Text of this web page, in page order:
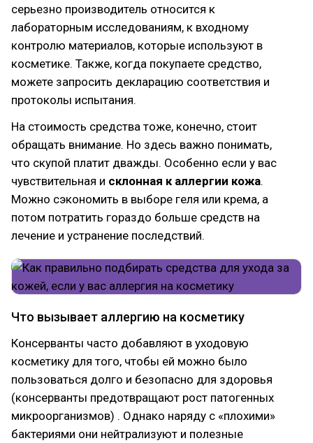
серьезно производитель относится к
лабораторным исследованиям, к входному
контролю материалов, которые используют в
косметике. Также, когда покупаете средство,
можете запросить декларацию соответствия и
протоколы испытания.
На стоимость средства тоже, конечно, стоит
обращать внимание. Но здесь важно понимать,
что скупой платит дважды. Особенно если у вас
чувствительная и склонная к аллергии кожа.
Можно сэкономить в выборе геля или крема, а
потом потратить гораздо больше средств на
лечение и устранение последствий.
Что вызывает аллергию на косметику
Консерванты часто добавляют в уходовую
косметику для того, чтобы ей можно было
пользоваться долго и безопасно для здоровья
(консерванты предотвращают рост патогенных
микроорганизмов) . Однако наряду с «плохими»
бактериями они нейтрализуют и полезные